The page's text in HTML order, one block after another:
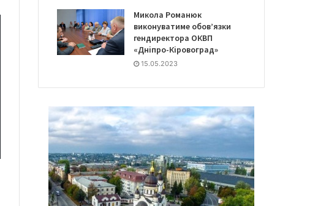
Микола Романюк
виконуватиме обов’язки
гендиректора ОКВП
«Дніпро-Кіровоград»
15.05.2023